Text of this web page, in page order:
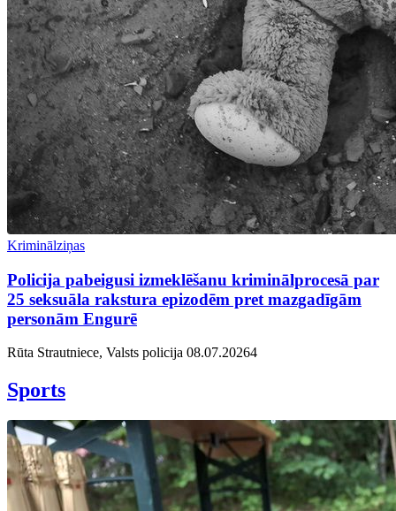
Kriminālziņas
Policija pabeigusi izmeklēšanu kriminālprocesā par
25 seksuāla rakstura epizodēm pret mazgadīgām
personām Engurē
Rūta Strautniece, Valsts policija 08.07.20264
Sports